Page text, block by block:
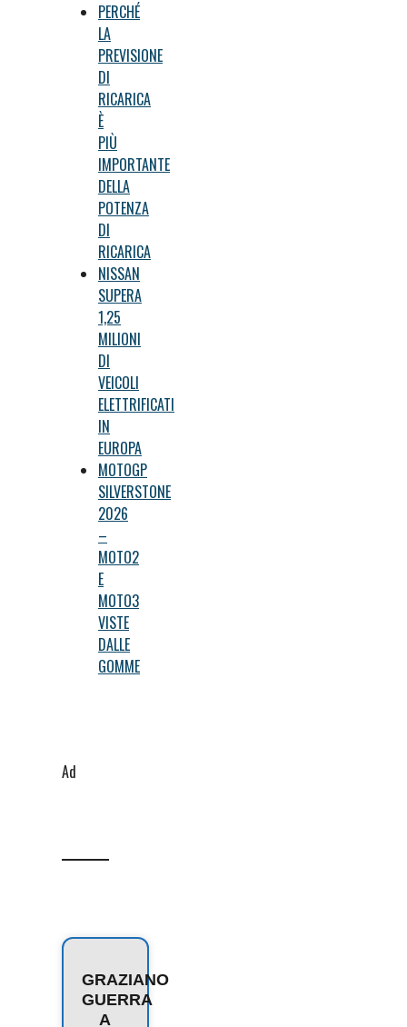
PERCHÉ
LA
PREVISIONE
DI
RICARICA
È
PIÙ
IMPORTANTE
DELLA
POTENZA
DI
RICARICA
NISSAN
SUPERA
1,25
MILIONI
DI
VEICOLI
ELETTRIFICATI
IN
EUROPA
MOTOGP
SILVERSTONE
2026
–
MOTO2
E
MOTO3
VISTE
DALLE
GOMME
Ad
GRAZIANO
GUERRA
A